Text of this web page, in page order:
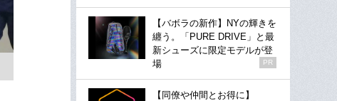
【バボラの新作】NYの輝きを
纏う。「PURE DRIVE」と最
新シューズに限定モデルが登
場
PR
【同僚や仲間とお得に】